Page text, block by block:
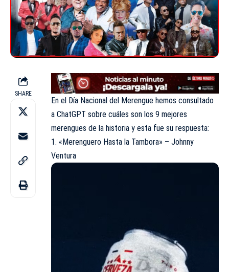
SHARE
En el Día Nacional del Merengue hemos consultado
a ChatGPT sobre cuáles son los 9 mejores
merengues de la historia y esta fue su respuesta:
1. «Merenguero Hasta la Tambora» – Johnny
Ventura